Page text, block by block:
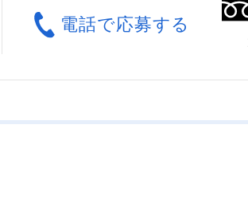
電話で応募する